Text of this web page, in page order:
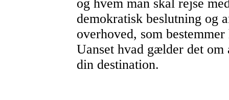
og hvem man skal rejse
demokratisk beslutning og
overhoved, som
Uanset hvad gælder det
din destination.